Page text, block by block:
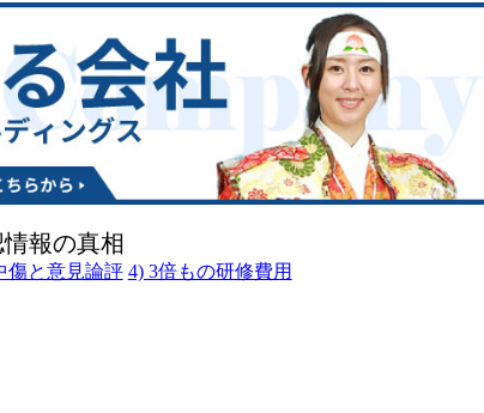
報の真相
傷と意見論評 4) 3倍もの研修費用